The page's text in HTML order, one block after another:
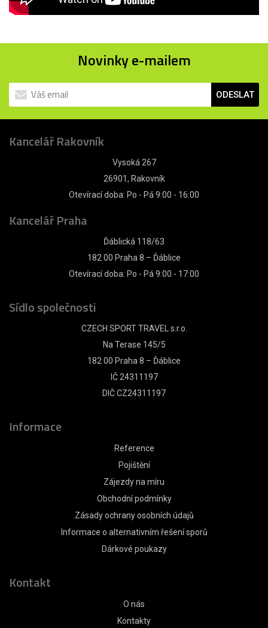
Novinky e-mailem
ODESLAT
Kancelář Rakovník
Vysoká 267
26901, Rakovník
Otevírací doba: Po - Pá 9:00 - 16:00
Kancelář Praha
Ďáblická 118/63
182 00 Praha 8 – Ďáblice
Otevírací doba: Po - Pá 9:00 - 17:00
Sídlo společnosti
CZECH SPORT TRAVEL s.r.o.
Na Terase 145/5
182 00 Praha 8 – Ďáblice
IČ 24311197
DIČ CZ24311197
Informace
Reference
Pojištění
Zájezdy na míru
Obchodní podmínky
Zásady ochrany osobních údajů
Informace o alternativním řešení sporů
Dárkové poukazy
Kontakt
O nás
Kontakty